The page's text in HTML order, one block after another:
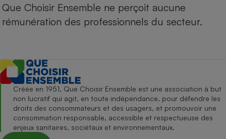
Que Choisir Ensemble ne perçoit aucune
rémunération des professionnels du secteur.
Créée en 1951, Que Choisir Ensemble est une association à but
non lucratif qui agit, en toute indépendance, pour défendre les
droits des consommateurs et des usagers, et promouvoir une
consommation responsable, accessible et respectueuse des
enjeux sanitaires, sociétaux et environnementaux.